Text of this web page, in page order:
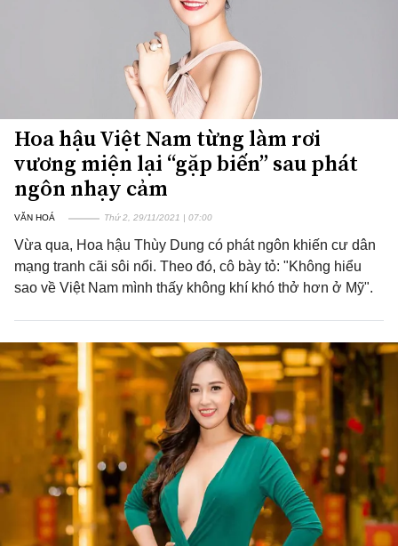
Hoa hậu Việt Nam từng làm rơi
vương miện lại “gặp biến” sau phát
ngôn nhạy cảm
VĂN HOÁ Thứ 2, 29/11/2021 | 07:00
Vừa qua, Hoa hậu Thùy Dung có phát ngôn khiến cư dân
mạng tranh cãi sôi nổi. Theo đó, cô bày tỏ: "Không hiểu
sao về Việt Nam mình thấy không khí khó thở hơn ở Mỹ".